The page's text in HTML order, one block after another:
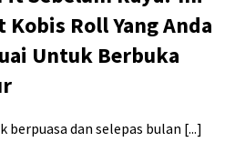
Kobis Roll Yang Anda
Untuk Berbuka
dan selepas bulan [...]